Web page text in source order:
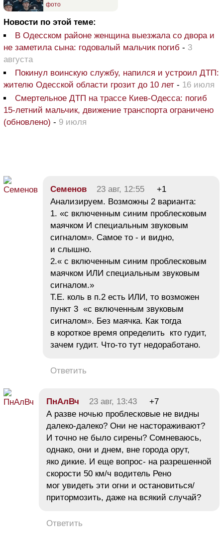
фото
Новости по этой теме:
В Одесском районе женщина выезжала со двора и
не заметила сына: годовалый мальчик погиб - 3
августа
Покинул воинскую службу, напился и устроил ДТП:
жителю Одесской области грозит до 10 лет - 16 июля
Смертельное ДТП на трассе Киев-Одесса: погиб
15-летний мальчик, движение транспорта ограничено
(обновлено) - 9 июля
Семенов 23 авг, 12:55
+1
Анализируем. Возможны 2 варианта:
1. «с включенным синим проблесковым
маячком И специальным звуковым
сигналом». Самое то - и видно,
и слышно.
2.« с включенным синим проблесковым
маячком ИЛИ специальным звуковым
сигналом.»
Т.Е. коль в п.2 есть ИЛИ, то возможен
пункт 3 «с включенным звуковым
сигналом». Без маячка. Как тогда
в короткое время определить кто гудит,
зачем гудит. Что-то тут недоработано.
Ответить
ПнАлВч 23 авг, 13:43
+7
А разве ночью проблесковые не видны
далеко-далеко? Они не настораживают?
И точно не было сирены? Сомневаюсь,
однако, они и днем, вне города орут,
яко дикие. И еще вопрос- на разрешенной
скорости 50 км/ч водитель Рено
мог увидеть эти огни и остановиться/
притормозить, даже на всякий случай?
Ответить